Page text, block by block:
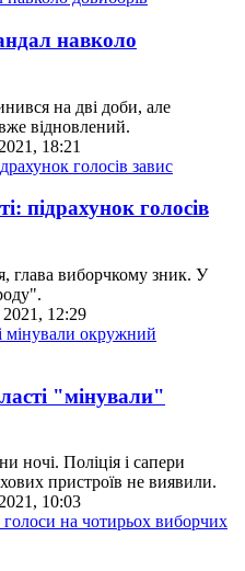
навколо
на дві доби, але
відновлений.
18:21
підрахунок голосів
глава виборчкому зник. У
2021, 12:29
"мінували"
ночі. Поліція і сапери
пристроїв не виявили.
10:03